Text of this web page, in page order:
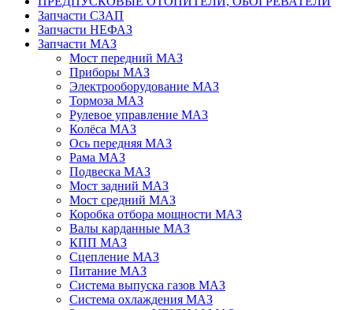
Запчасти СЗАП
Запчасти НЕФАЗ
Запчасти МАЗ
Мост передний МАЗ
Приборы МАЗ
Электрооборудование МАЗ
Тормоза МАЗ
Рулевое управление МАЗ
Колёса МАЗ
Ось передняя МАЗ
Рама МАЗ
Подвеска МАЗ
Мост задний МАЗ
Мост средний МАЗ
Коробка отбора мощности МАЗ
Валы карданные МАЗ
КПП МАЗ
Сцепление МАЗ
Питание МАЗ
Система выпуска газов МАЗ
Система охлаждения МАЗ